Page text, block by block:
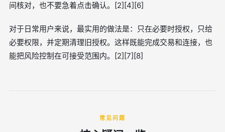
间核对，也不要急着点击确认。[2][4][6]
对于日常用户来说，最实用的做法是：只在必要时授权，只给
必要权限，并定期清理旧授权。这样既能完成交易和连接，也
能把风险控制在可接受范围内。[2][7][8]
常见问题